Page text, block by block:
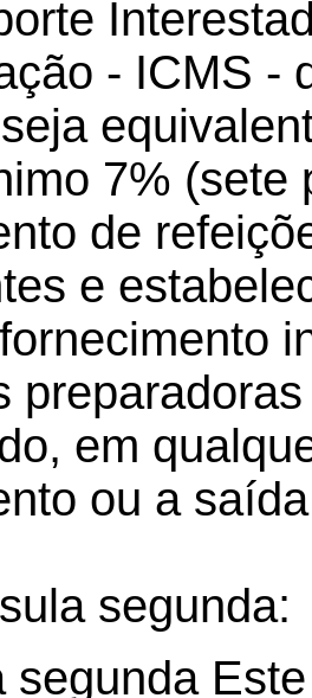
- ICMS -
7% (sete
de
e
em
ou a
segunda:
segunda